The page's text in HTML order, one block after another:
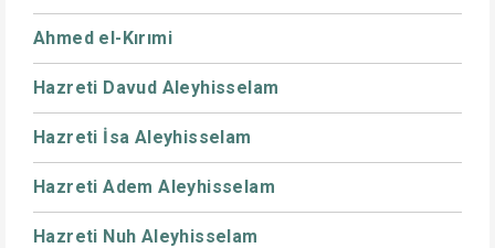
Ahmed el-Kırımi
Hazreti Davud Aleyhisselam
Hazreti İsa Aleyhisselam
Hazreti Adem Aleyhisselam
Hazreti Nuh Aleyhisselam